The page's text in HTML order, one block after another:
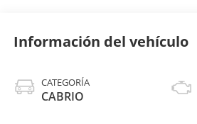
Información del vehículo
CATEGORÍA
CABRIO